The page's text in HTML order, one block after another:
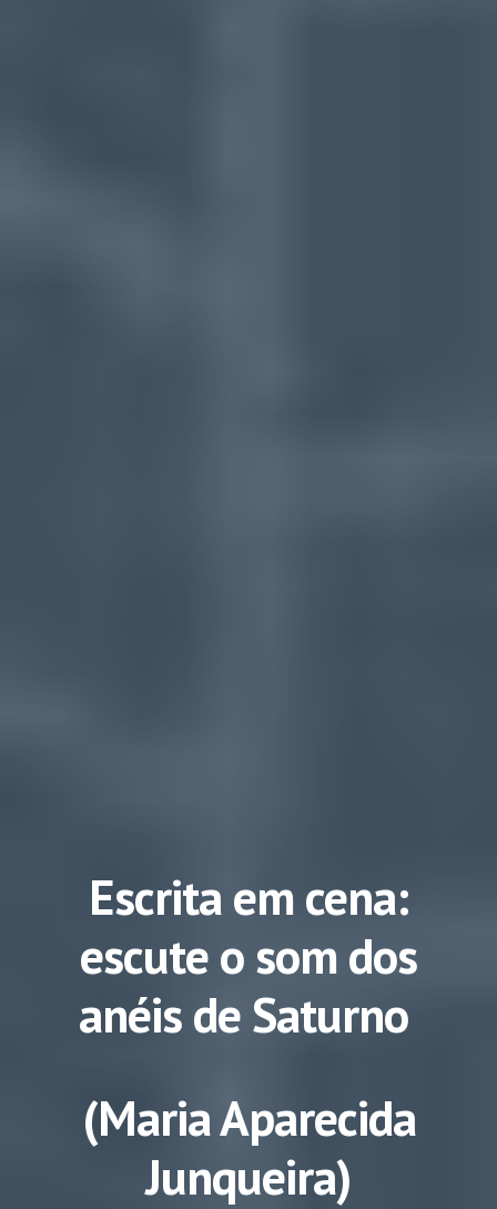
Escrita em cena:
escute o som dos
anéis de Saturno
(Maria Aparecida
Junqueira)